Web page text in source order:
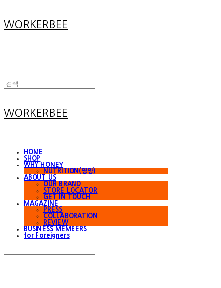
WORKERBEE
WORKERBEE
HOME
SHOP
WHY HONEY
NUTRITION(영양)
ABOUT US
OUR BRAND
STORE LOCATOR
GET IN TOUCH
MAGAZINE
PRESS
COLLABORATION
REVIEW
BUSINESS MEMBERS
for Foreigners